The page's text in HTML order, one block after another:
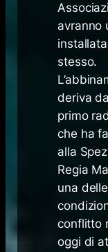
avranno
stesso.
deriva
primo
che ha
alla
Regia
una
conflitto
oggi di